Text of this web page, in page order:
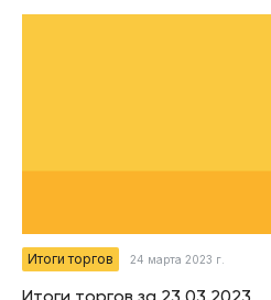
Итоги торгов 24 марта 2023 г.